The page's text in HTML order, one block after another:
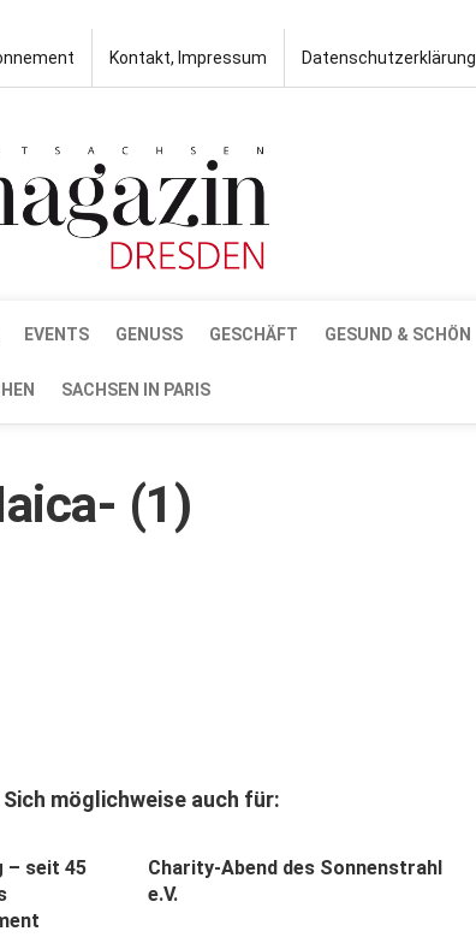
Kontakt, Impressum Datenschutzerklärung
EVENTS GENUSS GESCHÄFT GESUND & SCHÖN
SACHSEN IN PARIS
(1)
möglichweise auch für:
– seit 45
Charity-Abend des Son­nen­strahl
e.V.